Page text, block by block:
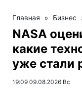
Главная » Бизнес
NASA
какие
уже стали
19:09 09.08.2026 Вс